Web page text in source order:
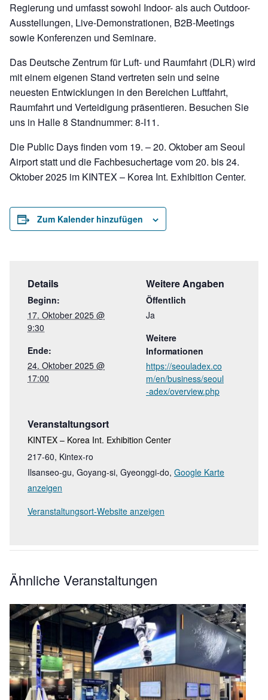
Regierung und umfasst sowohl Indoor- als auch Outdoor-
Ausstellungen, Live-Demonstrationen, B2B-Meetings
sowie Konferenzen und Seminare.
Das Deutsche Zentrum für Luft- und Raumfahrt (DLR) wird
mit einem eigenen Stand vertreten sein und seine
neuesten Entwicklungen in den Bereichen Luftfahrt,
Raumfahrt und Verteidigung präsentieren. Besuchen Sie
uns in Halle 8 Standnummer: 8-I11.
Die Public Days finden vom 19. – 20. Oktober am Seoul
Airport statt und die Fachbesuchertage vom 20. bis 24.
Oktober 2025 im KINTEX – Korea Int. Exhibition Center.
Zum Kalender hinzufügen
Details
Beginn:
17. Oktober 2025 @
9:30
Ende:
24. Oktober 2025 @
17:00
Veranstaltungsort
KINTEX – Korea Int. Exhibition Center
217-60, Kintex-ro
Ilsanseo-gu, Goyang-si, Gyeonggi-do, Google Karte
anzeigen
Veranstaltungsort-Website anzeigen
Weitere Angaben
Öffentlich
Ja
Weitere
Informationen
https://seouladex.co
m/en/business/seoul
-adex/overview.php
Ähnliche Veranstaltungen